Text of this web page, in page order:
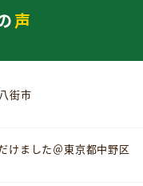
声
街市
けました＠東京都中野区